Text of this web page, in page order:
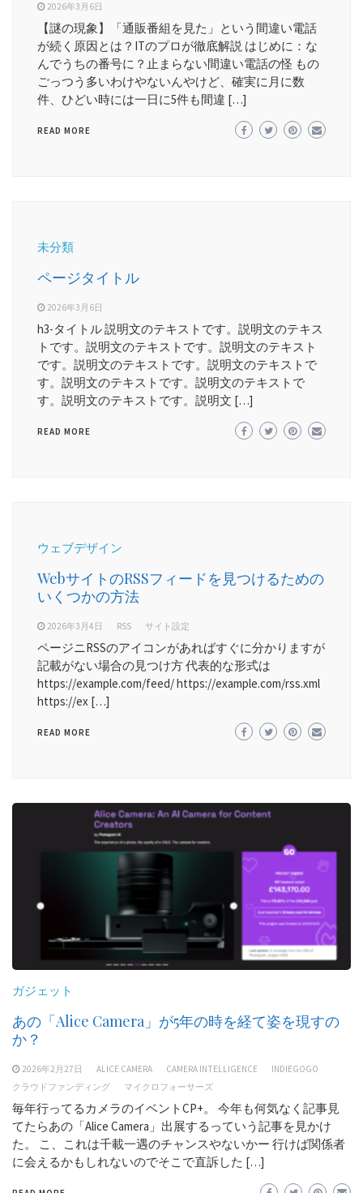
2026年3月6日
【謎の現象】「通販番組を見た」という間違い電話
が続く原因とは？ITのプロが徹底解説 はじめに：な
んでうちの番号に？止まらない間違い電話の怪 もの
ごっつう多いわけやないんやけど、確実に月に数
件、ひどい時には一日に5件も間違 […]
READ MORE
未分類
ページタイトル
2026年3月6日
h3-タイトル 説明文のテキストです。説明文のテキス
トです。説明文のテキストです。説明文のテキスト
です。説明文のテキストです。説明文のテキストで
す。説明文のテキストです。説明文のテキストで
す。説明文のテキストです。説明文 […]
READ MORE
ウェブデザイン
WebサイトのRSSフィードを見つけるための
いくつかの方法
2026年3月4日 RSS サイト設定
ページニRSSのアイコンがあればすぐに分かりますが
記載がない場合の見つけ方 代表的な形式は
https://example.com/feed/ https://example.com/rss.xml
https://ex […]
READ MORE
ガジェット
あの「Alice Camera」が5年の時を経て姿を現すの
か？
2026年2月27日 ALICE CAMERA CAMERA INTELLIGENCE
INDIEGOGO
クラウドファンディング
マイクロフォーサーズ
毎年行ってるカメラのイベントCP+。 今年も何気なく記事見
てたらあの「Alice Camera」出展するっていう記事を見かけ
た。 こ、これは千載一遇のチャンスやないかー 行けば関係者
に会えるかもしれないのでそこで直訴した […]